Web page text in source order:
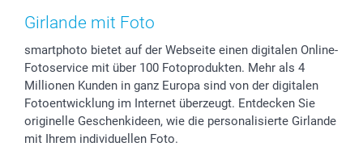
Zubehör & Material
Sticker & Etiketten
Geschenk-Gutscheine (PDF)
AGB
Presse
Partnerprogramme
Investor Relations
B2B smartbusiness
Widerrufsrecht
Muttertag
Kommunion & Konfirmation
Hochzeit
Geburtstag
Geburt
Zu allen Anlässen
Anmelden /Registrieren
Lieferfristen
72h Lieferung
Zahlungsmöglichkeiten
Sitemap
Status der Bestellung
Girlande mit Foto
smartphoto bietet auf der Webseite einen digitalen Online-
Fotoservice mit über 100 Fotoprodukten. Mehr als 4
Millionen Kunden in ganz Europa sind von der digitalen
Fotoentwicklung im Internet überzeugt. Entdecken Sie
originelle Geschenkideen, wie die personalisierte Girlande
mit Ihrem individuellen Foto.